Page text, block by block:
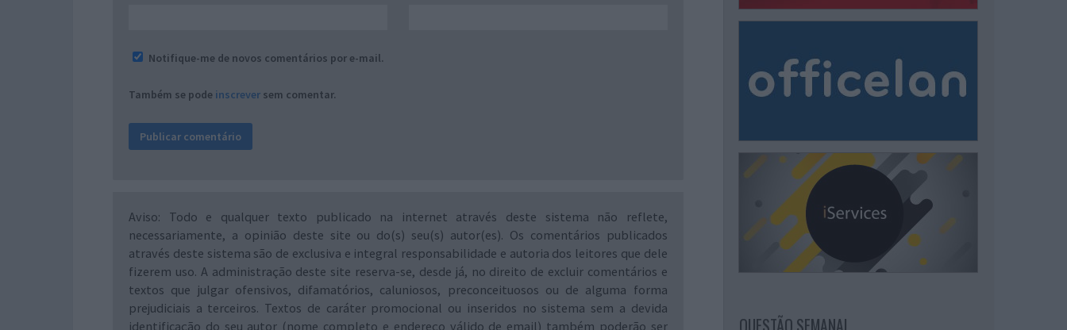
Notifique-me de novos comentários por e-mail.
Também se pode inscrever sem comentar.
Aviso: Todo e qualquer texto publicado na internet através deste sistema não reflete,
necessariamente, a opinião deste site ou do(s) seu(s) autor(es). Os comentários publicados
através deste sistema são de exclusiva e integral responsabilidade e autoria dos leitores que dele
fizerem uso. A administração deste site reserva-se, desde já, no direito de excluir comentários e
textos que julgar ofensivos, difamatórios, caluniosos, preconceituosos ou de alguma forma
prejudiciais a terceiros. Textos de caráter promocional ou inseridos no sistema sem a devida
identificação do seu autor (nome completo e endereço válido de email) também poderão ser